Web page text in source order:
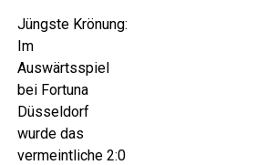
Jüngste Krönung:
Im
Auswärtsspiel
bei Fortuna
Düsseldorf
wurde das
vermeintliche 2:0